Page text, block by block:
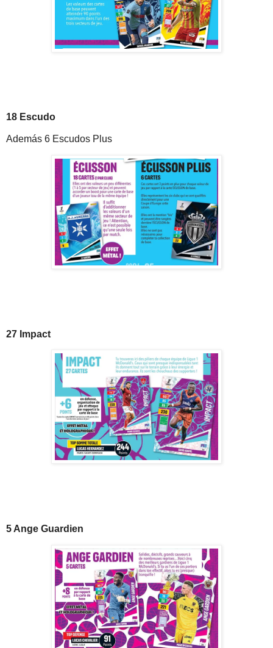
18 Escudo
Además 6 Escudos Plus
27 Impact
5 Ange Guardien